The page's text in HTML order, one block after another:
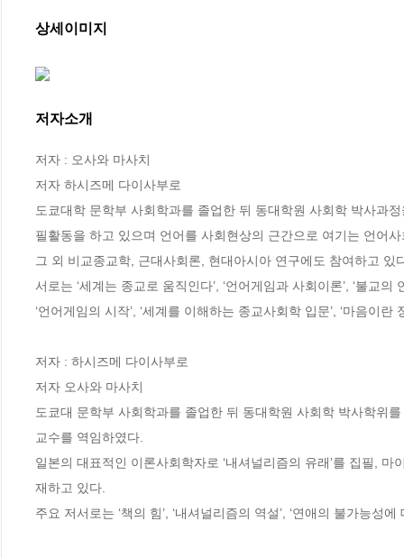
상세이미지
저자소개
저자 : 오사와 마사치
저자 하시즈메 다이사부로
도쿄대학 문학부 사회학과를 졸업한 뒤 동대학원 사회학 박사과
필활동을 하고 있으며 언어를 사회현상의 근간으로 여기는 언어
그 외 비교종교학, 근대사회론, 현대아시아 연구에도 참여하고
서로는 ‘세계는 종교로 움직인다’, ‘언어게임과 사회이론’, ‘불교의
‘언어게임의 시작’, ‘세계를 이해하는 종교사회학 입문’, ‘마음이란
저자 : 하시즈메 다이사부로
저자 오사와 마사치
도쿄대 문학부 사회학과를 졸업한 뒤 동대학원 사회학 박사학위
교수를 역임하였다.
일본의 대표적인 이론사회학자로 ‘내셔널리즘의 유래’를 집필,
재하고 있다.
주요 저서로는 ‘책의 힘’, ‘내셔널리즘의 역설’, ‘연애의 불가능성